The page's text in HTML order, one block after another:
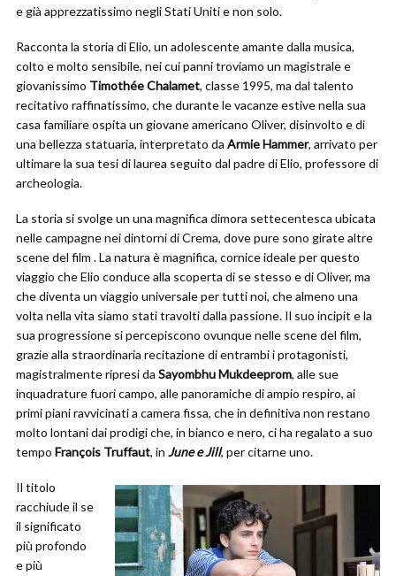
e già apprezzatissimo negli Stati Uniti e non solo.
Racconta la storia di Elio, un adolescente amante dalla musica,
colto e molto sensibile, nei cui panni troviamo un magistrale e
giovanissimo Timothée Chalamet, classe 1995, ma dal talento
recitativo raffinatissimo, che durante le vacanze estive nella sua
casa familiare ospita un giovane americano Oliver, disinvolto e di
una bellezza statuaria, interpretato da Armie Hammer, arrivato per
ultimare la sua tesi di laurea seguito dal padre di Elio, professore di
archeologia.
La storia si svolge un una magnifica dimora settecentesca ubicata
nelle campagne nei dintorni di Crema, dove pure sono girate altre
scene del film . La natura è magnifica, cornice ideale per questo
viaggio che Elio conduce alla scoperta di se stesso e di Oliver, ma
che diventa un viaggio universale per tutti noi, che almeno una
volta nella vita siamo stati travolti dalla passione. Il suo incipit e la
sua progressione si percepiscono ovunque nelle scene del film,
grazie alla straordinaria recitazione di entrambi i protagonisti,
magistralmente ripresi da Sayombhu Mukdeeprom, alle sue
inquadrature fuori campo, alle panoramiche di ampio respiro, ai
primi piani ravvicinati a camera fissa, che in definitiva non restano
molto lontani dai prodigi che, in bianco e nero, ci ha regalato a suo
tempo François Truffaut, in June e Jill, per citarne uno.
Il titolo
racchiude il se
il significato
più profondo
e più